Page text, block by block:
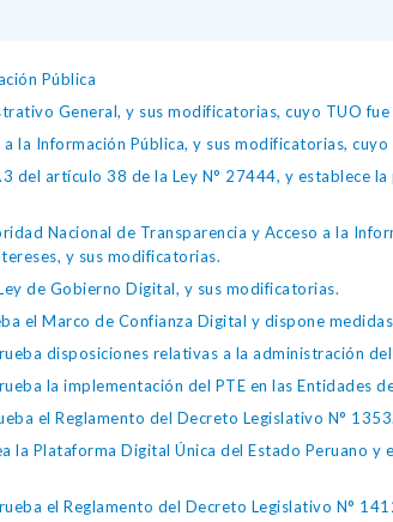
Pública
General, y sus modificatorias, cuyo TUO
la Información Pública, y sus modificatorias,
del artículo 38 de la Ley N° 27444, y establece
Nacional de Transparencia y Acceso a la
y sus modificatorias.
de Gobierno Digital, y sus modificatorias.
el Marco de Confianza Digital y dispone
disposiciones relativas a la administración
la implementación del PTE en las Entidades
el Reglamento del Decreto Legislativo N° 1353.
la Plataforma Digital Única del Estado Peruano
el Reglamento del Decreto Legislativo N°